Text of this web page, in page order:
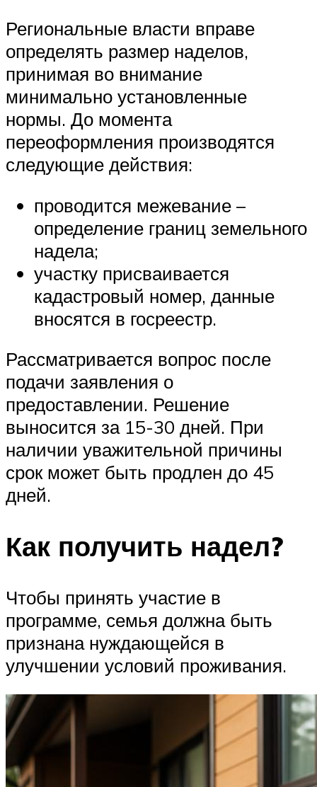
Региональные власти вправе
определять размер наделов,
принимая во внимание
минимально установленные
нормы. До момента
переоформления производятся
следующие действия:
проводится межевание –
определение границ земельного
надела;
участку присваивается
кадастровый номер, данные
вносятся в госреестр.
Рассматривается вопрос после
подачи заявления о
предоставлении. Решение
выносится за 15-30 дней. При
наличии уважительной причины
срок может быть продлен до 45
дней.
Как получить надел?
Чтобы принять участие в
программе, семья должна быть
признана нуждающейся в
улучшении условий проживания.